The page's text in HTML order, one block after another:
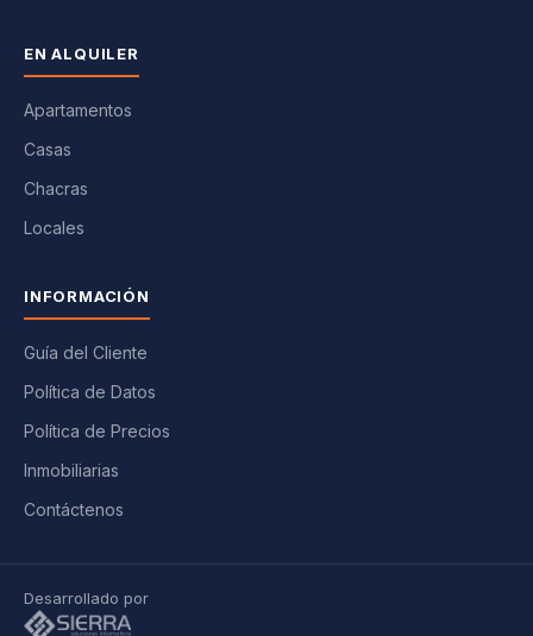
EN ALQUILER
Apartamentos
Casas
Chacras
Locales
INFORMACIÓN
Guía del Cliente
Política de Datos
Política de Precios
Inmobiliarias
Contáctenos
Desarrollado por